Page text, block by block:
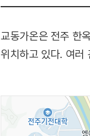
교동가온은 전주 한
위치하고 있다. 여러